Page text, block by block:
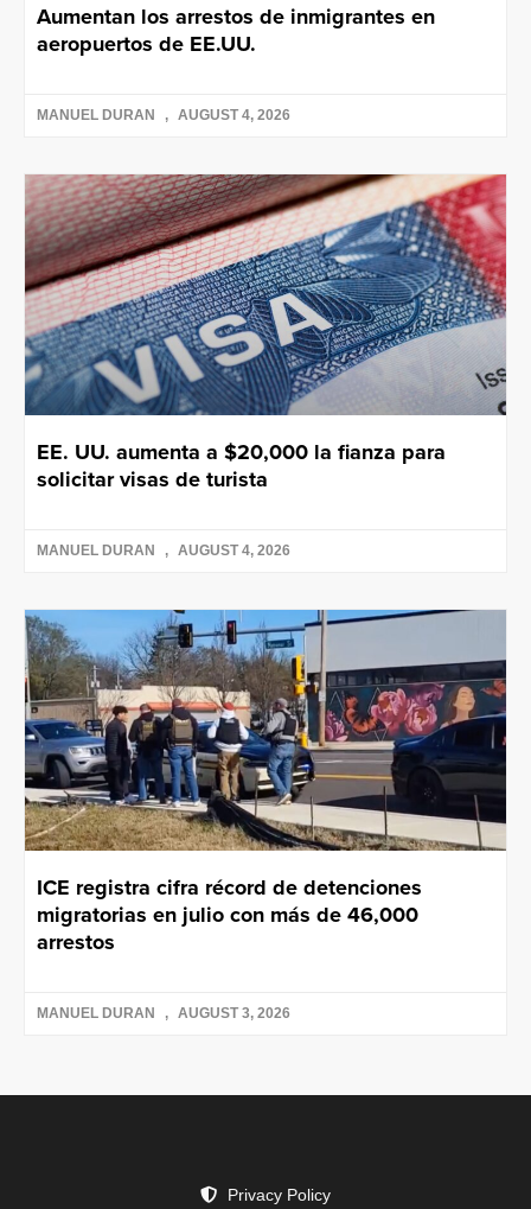
Aumentan los arrestos de inmigrantes en
aeropuertos de EE.UU.
MANUEL DURAN AUGUST 4, 2026
EE. UU. aumenta a $20,000 la fianza para
solicitar visas de turista
MANUEL DURAN AUGUST 4, 2026
ICE registra cifra récord de detenciones
migratorias en julio con más de 46,000
arrestos
MANUEL DURAN AUGUST 3, 2026
Privacy Policy